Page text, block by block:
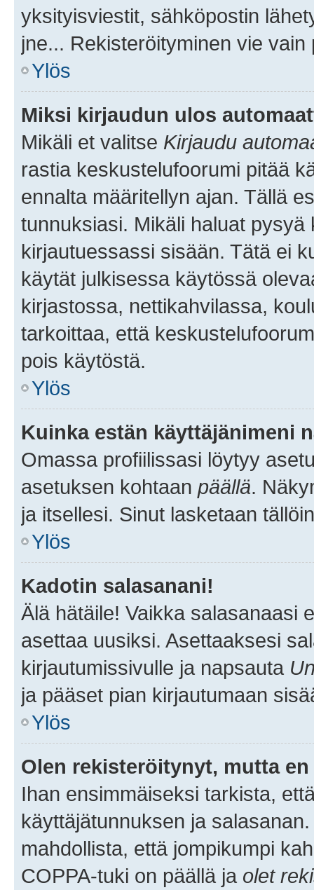
yksityisviestit, sähköpostin
jne... Rekisteröityminen vie
Ylös
Miksi kirjaudun ulos
Mikäli et valitse Kirjaudu
rastia keskustelufoorumi pitää
ennalta määritellyn ajan. Tällä
tunnuksiasi. Mikäli haluat
kirjautuessassi sisään. Tätä ei
käytät julkisessa käytössä
kirjastossa, nettikahvilassa,
tarkoittaa, että
pois käytöstä.
Ylös
Kuinka estän käyttäjänimeni
Omassa profiilissasi löytyy
asetuksen kohtaan päällä.
ja itsellesi. Sinut lasketaan
Ylös
Kadotin salasanani!
Älä hätäile! Vaikka salasanaasi
asettaa uusiksi. Asettaaksesi
kirjautumissivulle ja napsauta
ja pääset pian kirjautumaan
Ylös
Olen rekisteröitynyt, mutta
Ihan ensimmäiseksi tarkista,
käyttäjätunnuksen ja
mahdollista, että jompikumpi
COPPA-tuki on päällä ja olet